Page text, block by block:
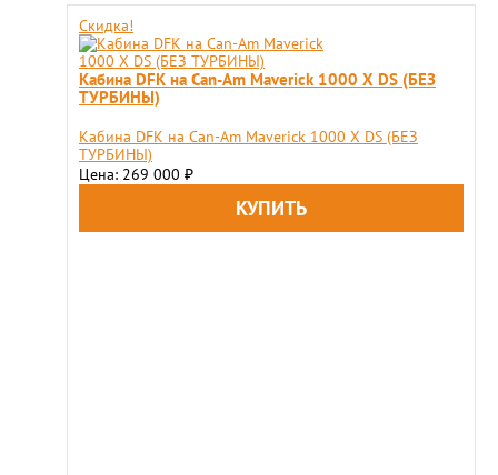
Скидка!
Кабина DFK на Can-Am Maverick 1000 X DS (БЕЗ
ТУРБИНЫ)
Кабина DFK на Can-Am Maverick 1000 X DS (БЕЗ
ТУРБИНЫ)
Цена: 269 000 ₽